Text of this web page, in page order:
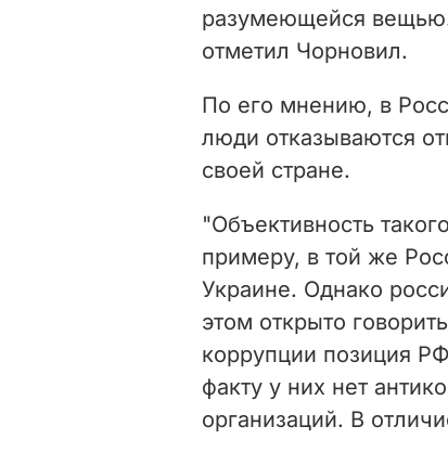
разумеющейся
отметил Чорновил.
По его мнению, в
люди отказываются
своей стране.
"Объективность
примеру, в той же
Украине. Однако
этом открыто
коррупции позиция
факту у них нет
организаций. В